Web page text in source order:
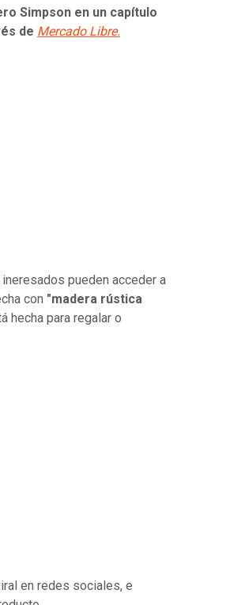
Simpson en un capítulo
de Mercado Libre.
pueden acceder a
con "madera rústica
hecha para regalar o
en redes sociales, e